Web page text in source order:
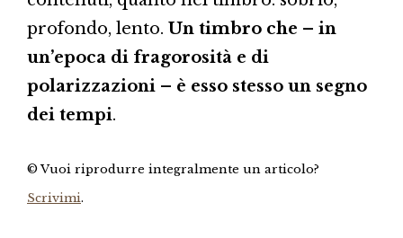
profondo, lento. Un timbro che – in
un’epoca di fragorosità e di
polarizzazioni – è esso stesso un segno
dei tempi.
© Vuoi riprodurre integralmente un articolo?
Scrivimi.